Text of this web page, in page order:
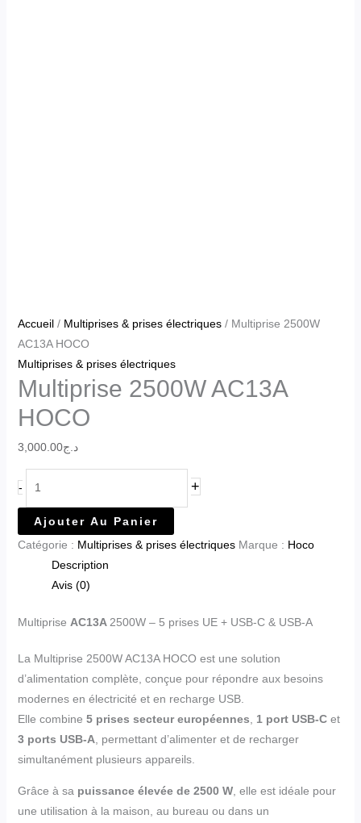
Accueil/ Multiprises & prises électriques/ Multiprise 2500W
AC13A HOCO
Multiprises & prises électriques
Multiprise 2500W AC13A
HOCO
د.ج3,000.00
- +
Ajouter Au Panier
Catégorie : Multiprises & prises électriques Marque : Hoco
Description
Avis (0)
Multiprise AC13A 2500W – 5 prises UE + USB-C & USB-A
La Multiprise 2500W AC13A HOCO est une solution
d’alimentation complète, conçue pour répondre aux besoins
modernes en électricité et en recharge USB.
Elle combine 5 prises secteur européennes 1 port USB-Cet
3 ports USB-A, permettant d’alimenter et de recharger
simultanément plusieurs appareils.
Grâce à sa puissance élevée de 2500 W, elle est idéale pour
une utilisation à la maison, au bureau ou dans un